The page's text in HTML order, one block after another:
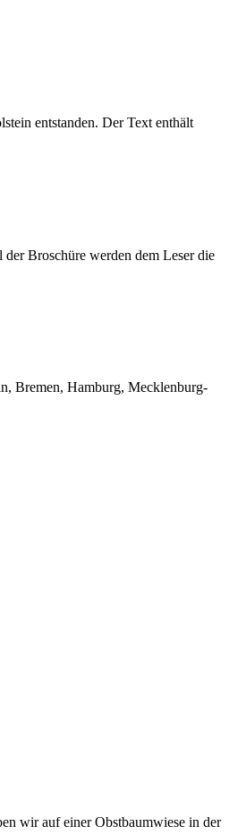
entstanden. Der Text enthält
Broschüre werden dem Leser die
Bremen, Hamburg, Mecklenburg-
wir auf einer Obstbaumwiese in der